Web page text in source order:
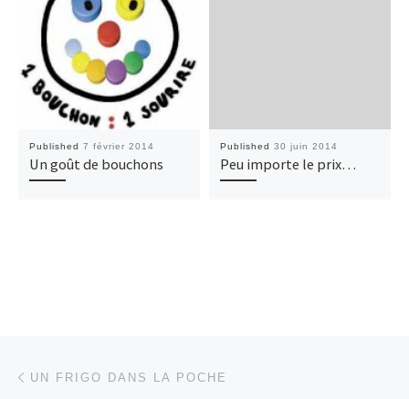
Published 7 février 2014
Un goût de bouchons
Published 30 juin 2014
Peu importe le prix…
Post navigation
UN FRIGO DANS LA POCHE